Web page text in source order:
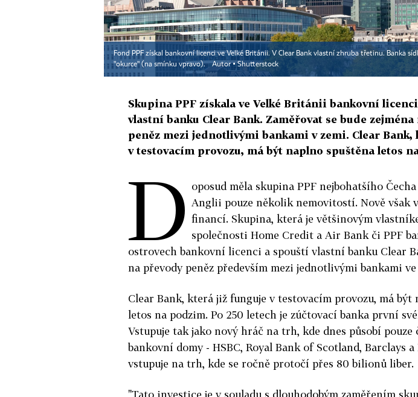
Fond PPF získal bankovní licenci ve Velké Británii. V Clear Bank vlastní zhruba třetinu. Banka
"okurce" (na smínku vpravo).
Autor ▪Shutterstock
Skupina PPF získala ve Velké Británii bankovní
vlastní banku Clear Bank. Zaměřovat se bude
peněz mezi jednotlivými bankami v zemi. Clear
v testovacím provozu, má být naplno spuštěna letos
D oposud měla skupina PPF nejbohatšího
Anglii pouze několik nemovitostí. Nově však
financí. Skupina, která je většinovým
společnosti Home Credit a Air Bank či PPF
ostrovech bankovní licenci a spouští vlastní banku Clear
na převody peněz především mezi jednotlivými bankami
Clear Bank, která již funguje v testovacím provozu, má být
letos na podzim. Po 250 letech je zúčtovací banka první
Vstupuje tak jako nový hráč na trh, kde dnes působí pouze
bankovní domy - HSBC, Royal Bank of Scotland, Barclays a
vstupuje na trh, kde se ročně protočí přes 80 bilionů liber.
"Tato investice je v souladu s dlouhodobým zaměřením